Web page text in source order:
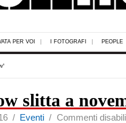
PER VOI I FOTOGRAFI PEOPLE
slitta a
/ Eventi / Commenti